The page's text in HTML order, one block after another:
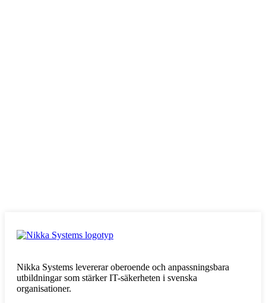
Nikka Systems levererar oberoende och anpassningsbara
utbildningar som stärker IT-säkerheten i svenska
organisationer.